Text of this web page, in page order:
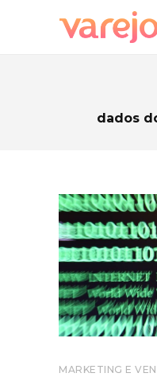
dados
MARKETING E